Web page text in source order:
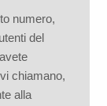
numero,
del
chiamano,
alla